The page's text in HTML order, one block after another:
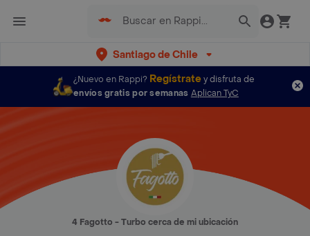
Santiago de Chile
¿Nuevo en Rappi? Regístratey disfruta de
envíos gratis por semanas Aplican TyC
4 Fagotto - Turbo cerca de mi ubicación